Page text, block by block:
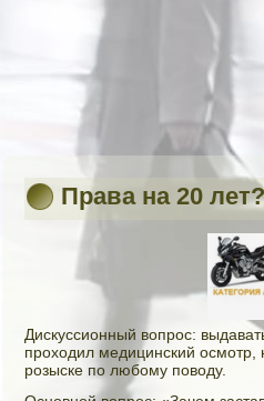
Права на 20 лет?
Дискуссионный вопрос:
проходил медицинский
розыске по любому поводу.